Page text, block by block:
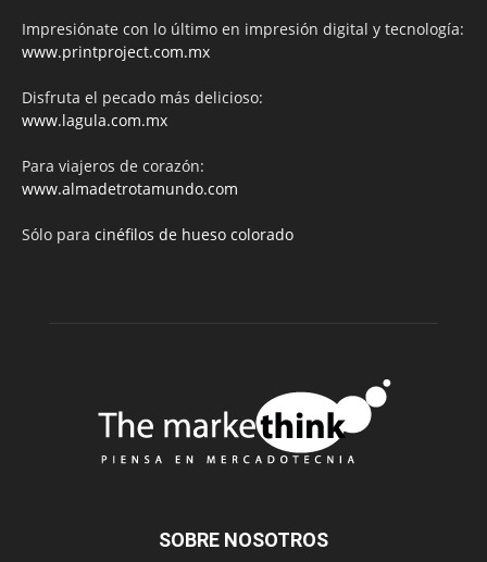
Impresiónate con lo último en impresión digital y tecnología:
www.printproject.com.mx
Disfruta el pecado más delicioso:
www.lagula.com.mx
Para viajeros de corazón:
www.almadetrotamundo.com
Sólo para cinéfilos de hueso colorado
SOBRE NOSOTROS